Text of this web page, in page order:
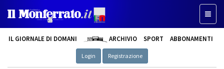
IL GIORNALE DI DOMANI ARCHIVIO SPORT ABBONAMENTI
Login Registrazione